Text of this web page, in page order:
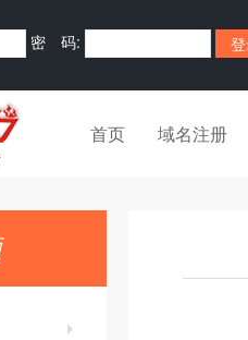
密 码:
首页 域名注册